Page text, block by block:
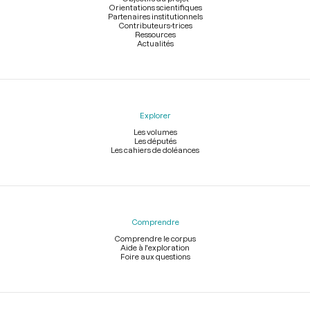
Orientations scientifiques
Partenaires institutionnels
Contributeurs-trices
Ressources
Actualités
Explorer
Les volumes
Les députés
Les cahiers de doléances
Comprendre
Comprendre le corpus
Aide à l'exploration
Foire aux questions